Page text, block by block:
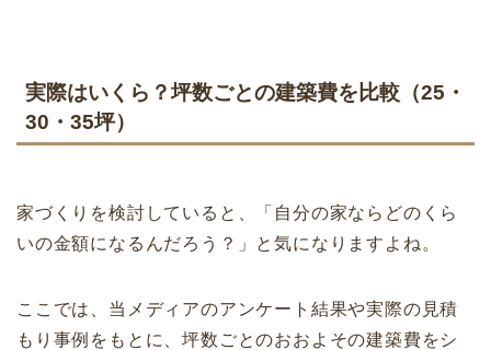
実際はいくら？坪数ごとの建築費を比較（25・
30・35坪）
家づくりを検討していると、「自分の家ならどのくら
いの金額になるんだろう？」と気になりますよね。
ここでは、当メディアのアンケート結果や実際の見積
もり事例をもとに、坪数ごとのおおよその建築費をシ